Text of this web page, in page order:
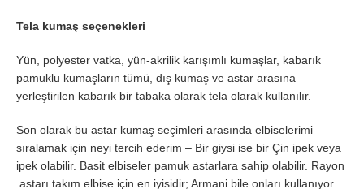
Tela kumaş seçenekleri
Yün, polyester vatka, yün-akrilik karışımlı kumaşlar, kabarık
pamuklu kumaşların tümü, dış kumaş ve astar arasına
yerleştirilen kabarık bir tabaka olarak tela olarak kullanılır.
Son olarak bu astar kumaş seçimleri arasında elbiselerimi
sıralamak için neyi tercih ederim – Bir giysi ise bir Çin ipek veya
ipek olabilir. Basit elbiseler pamuk astarlara sahip olabilir. Rayon
astarı takım elbise için en iyisidir; Armani bile onları kullanıyor.